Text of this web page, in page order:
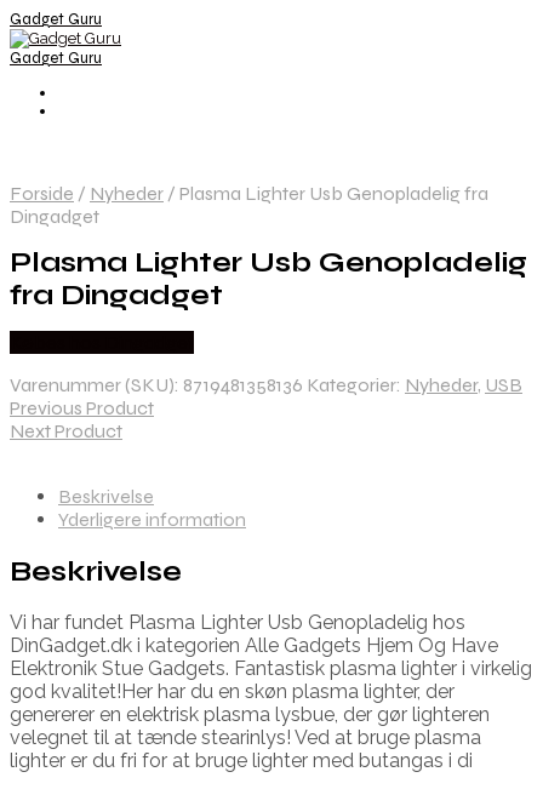
Gadget Guru
Gadget Guru
Forside / Nyheder / Plasma Lighter Usb Genopladelig fra
Dingadget
Plasma Lighter Usb Genopladelig
fra Dingadget
Varenummer (SKU): 8719481358136 Kategorier: Nyheder, USB
Previous Product
Next Product
Beskrivelse
Yderligere information
Beskrivelse
Vi har fundet Plasma Lighter Usb Genopladelig hos
DinGadget.dk i kategorien Alle Gadgets Hjem Og Have
Elektronik Stue Gadgets. Fantastisk plasma lighter i virkelig
god kvalitet!Her har du en skøn plasma lighter, der
genererer en elektrisk plasma lysbue, der gør lighteren
velegnet til at tænde stearinlys! Ved at bruge plasma
lighter er du fri for at bruge lighter med butangas i di